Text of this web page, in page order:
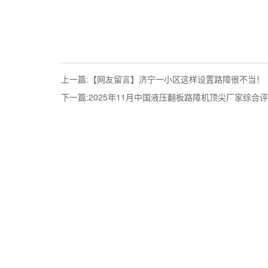
上一篇: 【网友留言】济宁一小区这样设置路障很不当！
下一篇:2025年11月中国液压翻板路障机顶尖厂家综合